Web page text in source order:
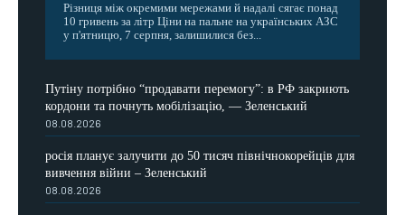
Різниця між окремими мережами й надалі сягає понад
10 гривень за літр Ціни на пальне на українських АЗС
у п'ятницю, 7 серпня, залишилися без...
Путіну потрібно “продавати перемогу”: в РФ закриють
кордони та почнуть мобілізацію, — Зеленський
08.08.2026
росія планує залучити до 50 тисяч північнокорейців для
вивчення війни – Зеленський
08.08.2026